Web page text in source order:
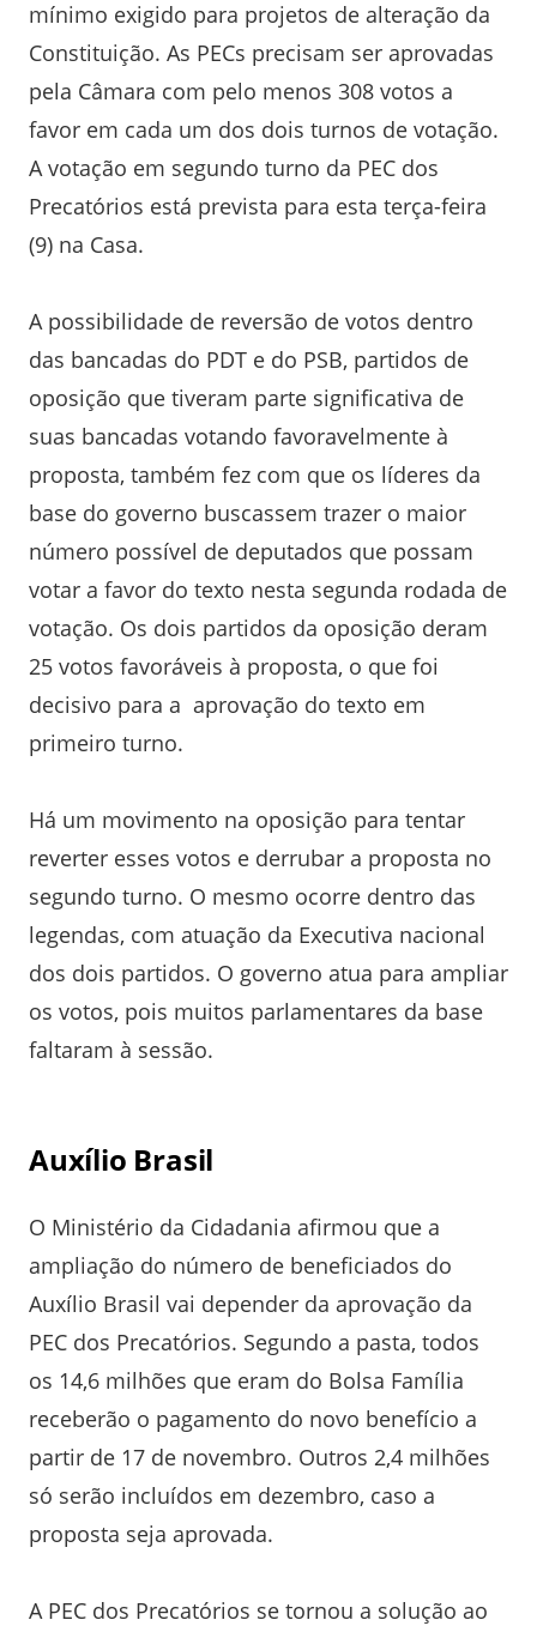
mínimo exigido para projetos de alteração da
Constituição. As PECs precisam ser aprovadas
pela Câmara com pelo menos 308 votos a
favor em cada um dos dois turnos de votação.
A votação em segundo turno da PEC dos
Precatórios está prevista para esta terça-feira
(9) na Casa.
A possibilidade de reversão de votos dentro
das bancadas do PDT e do PSB, partidos de
oposição que tiveram parte significativa de
suas bancadas votando favoravelmente à
proposta, também fez com que os líderes da
base do governo buscassem trazer o maior
número possível de deputados que possam
votar a favor do texto nesta segunda rodada de
votação. Os dois partidos da oposição deram
25 votos favoráveis à proposta, o que foi
decisivo para a aprovação do texto em
primeiro turno.
Há um movimento na oposição para tentar
reverter esses votos e derrubar a proposta no
segundo turno. O mesmo ocorre dentro das
legendas, com atuação da Executiva nacional
dos dois partidos. O governo atua para ampliar
os votos, pois muitos parlamentares da base
faltaram à sessão.
Auxílio Brasil
O Ministério da Cidadania afirmou que a
ampliação do número de beneficiados do
Auxílio Brasil vai depender da aprovação da
PEC dos Precatórios. Segundo a pasta, todos
os 14,6 milhões que eram do Bolsa Família
receberão o pagamento do novo benefício a
partir de 17 de novembro. Outros 2,4 milhões
só serão incluídos em dezembro, caso a
proposta seja aprovada.
A PEC dos Precatórios se tornou a solução ao